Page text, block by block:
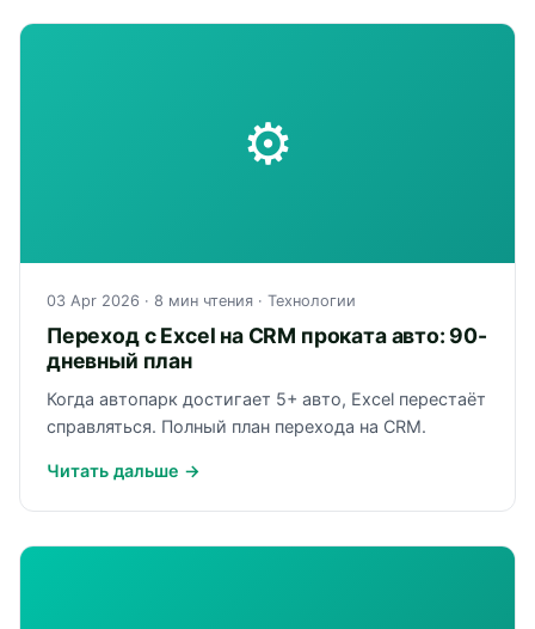
⚙
03 Apr 2026 · 8 мин чтения · Технологии
Переход с Excel на CRM проката авто: 90-
дневный план
Когда автопарк достигает 5+ авто, Excel перестаёт
справляться. Полный план перехода на CRM.
Читать дальше →